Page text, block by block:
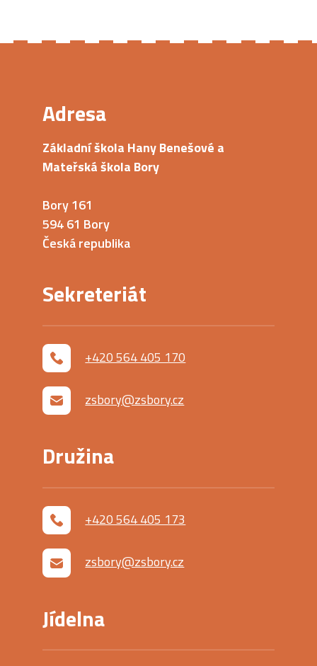
Adresa
Základní škola Hany Benešové a
Mateřská škola Bory
Bory 161
594 61 Bory
Česká republika
Sekreteriát
+420 564 405 170
zsbory@zsbory.cz
Družina
+420 564 405 173
zsbory@zsbory.cz
Jídelna